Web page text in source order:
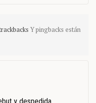
Y pingbacks están